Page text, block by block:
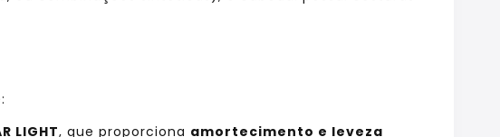
LIGHT, que proporciona amortecimento e leveza